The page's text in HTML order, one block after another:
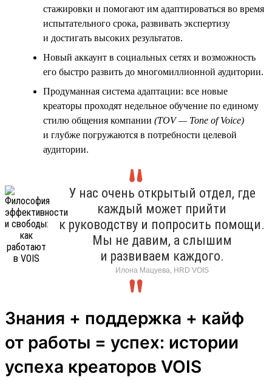
стажировки и помогают им адаптироваться во время
испытательного срока, развивать экспертизу
и достигать высоких результатов.
Новый аккаунт в социальных сетях и возможность
его быстро развить до многомиллионной аудитории.
Продуманная система адаптации: все новые
креаторы проходят недельное обучение по единому
стилю общения компании (TOV — Tone of Voice)
и глубже погружаются в потребности целевой
аудитории.
У нас очень открытый отдел, где
каждый может прийти
к руководству и попросить помощи.
Мы не давим, а слышим
и развиваем каждого.
Илона Мацуева, HRD VOIS
Знания + поддержка + кайф
от работы = успех: истории
успеха креаторов VOIS